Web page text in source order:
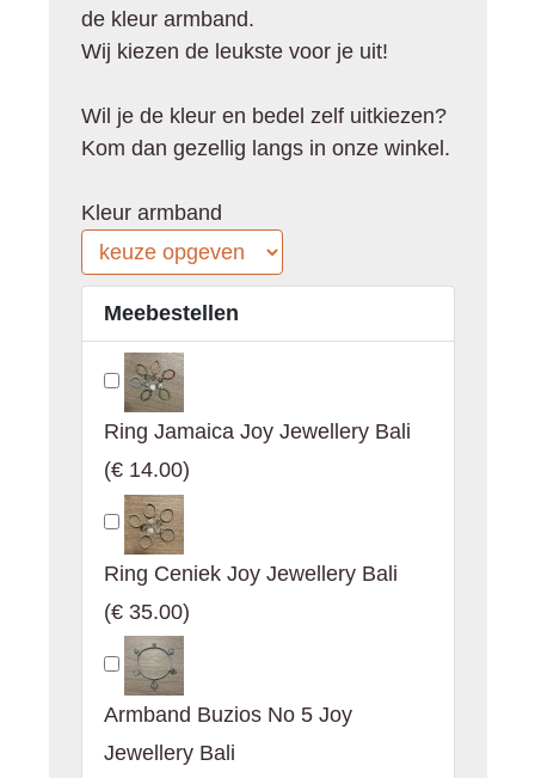
de kleur armband.
Wij kiezen de leukste voor je uit!
Wil je de kleur en bedel zelf uitkiezen?
Kom dan gezellig langs in onze winkel.
Kleur armband
Meebestellen
Ring Jamaica Joy Jewellery Bali
(€ 14.00)
Ring Ceniek Joy Jewellery Bali
(€ 35.00)
Armband Buzios No 5 Joy
Jewellery Bali